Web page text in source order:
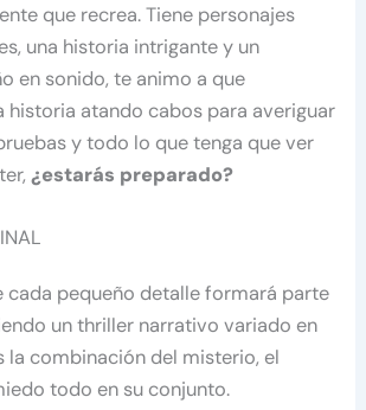
que recrea. Tiene personajes
una historia intrigante y un
en sonido, te animo a que
historia atando cabos para averiguar
y todo lo que tenga que ver
¿estarás preparado?
cada pequeño detalle formará parte
un thriller narrativo variado en
la combinación del misterio, el
todo en su conjunto.